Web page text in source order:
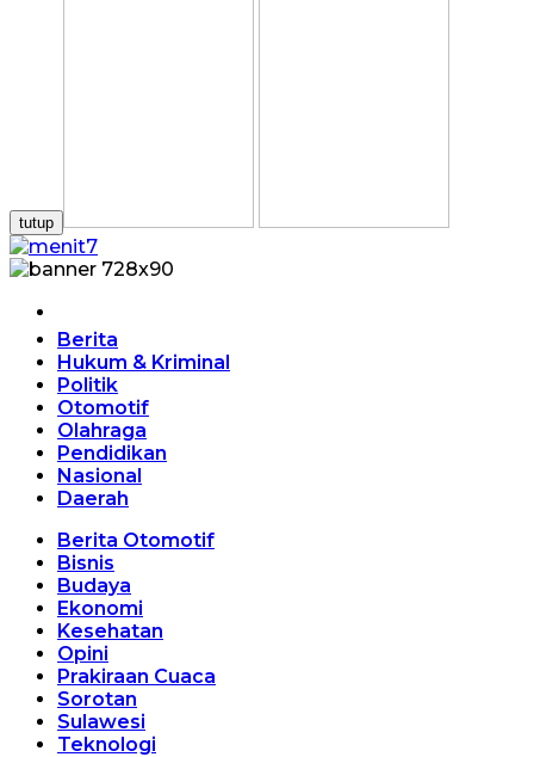
tutup
Berita
Hukum & Kriminal
Politik
Otomotif
Olahraga
Pendidikan
Nasional
Daerah
Berita Otomotif
Bisnis
Budaya
Ekonomi
Kesehatan
Opini
Prakiraan Cuaca
Sorotan
Sulawesi
Teknologi